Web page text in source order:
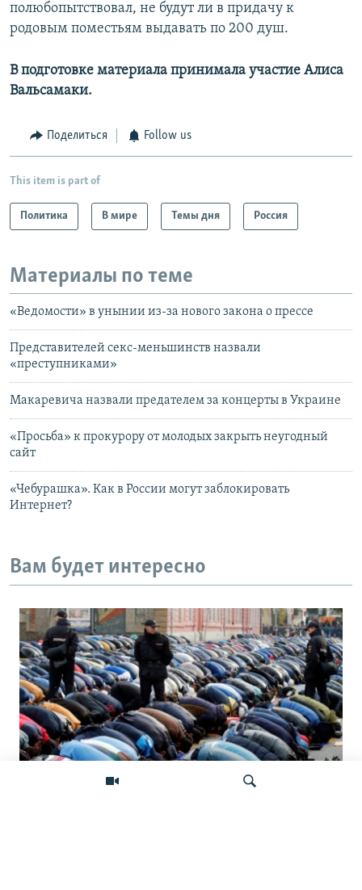
полюбопытствовал, не будут ли в придачу к
родовым поместьям выдавать по 200 душ.
В подготовке материала принимала участие Алиса
Вальсамаки.
Поделиться Follow us
This item is part of
Политика В мире Темы дня Россия
Материалы по теме
«Ведомости» в унынии из-за нового закона о прессе
Представителей секс-меньшинств назвали
«преступниками»
Макаревича назвали предателем за концерты в Украине
«Просьба» к прокурору от молодых закрыть неугодный
сайт
«Чебурашка». Как в России могут заблокировать
Интернет?
Вам будет интересно